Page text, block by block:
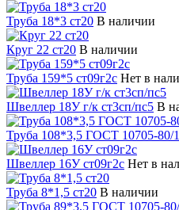
Труба 18*3 ст20 В наличии
Круг 22 ст20 В наличии
Труба 159*5 ст09г2с Нет в
Швеллер 18У г/к ст3сп/пс5 В
Труба 108*3,5 ГОСТ 10705-80/
Швеллер 16У ст09г2с Нет в
Труба 8*1,5 ст20 В наличии